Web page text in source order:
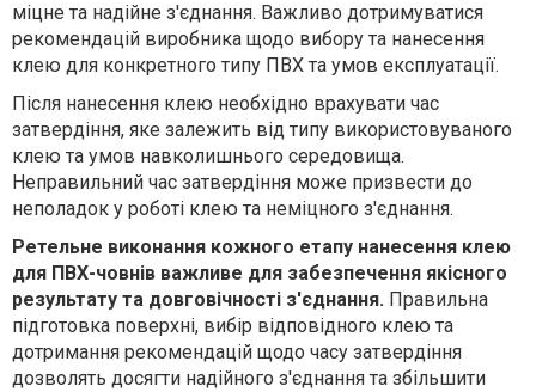
міцне та надійне з'єднання. Важливо дотримуватися
рекомендацій виробника щодо вибору та нанесення
клею для конкретного типу ПВХ та умов експлуатації.
Після нанесення клею необхідно врахувати час
затвердіння, яке залежить від типу використовуваного
клею та умов навколишнього середовища.
Неправильний час затвердіння може призвести до
неполадок у роботі клею та неміцного з'єднання.
Ретельне виконання кожного етапу нанесення клею
для ПВХ-човнів важливе для забезпечення якісного
результату та довговічності з'єднання. Правильна
підготовка поверхні, вибір відповідного клею та
дотримання рекомендацій щодо часу затвердіння
дозволять досягти надійного з'єднання та збільшити